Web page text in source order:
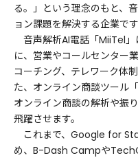
る。」という理念のもと、
ョン課題を解決する企業です
音声解析AI電話「MiiTel
に、営業やコールセンター
コーチング、テレワーク体
た、オンライン商談ツール
オンライン商談の解析や振
飛躍させます。
これまで、Google for
め、B-Dash Campや